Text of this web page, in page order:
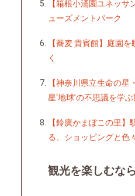
【箱根小涌園ユネッサ
ューズメントパーク
【蕎麦 貴賓館】庭園
く
【神奈川県立生命の
星‘地球’の不思議を学
【鈴廣かまぼこの里
る、ショッピングと色
観光を楽しむな